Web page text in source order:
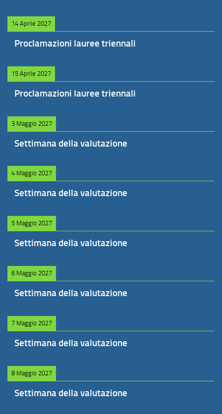
14 Aprile 2027
Proclamazioni lauree triennali
15 Aprile 2027
Proclamazioni lauree triennali
3 Maggio 2027
Settimana della valutazione
4 Maggio 2027
Settimana della valutazione
5 Maggio 2027
Settimana della valutazione
6 Maggio 2027
Settimana della valutazione
7 Maggio 2027
Settimana della valutazione
8 Maggio 2027
Settimana della valutazione